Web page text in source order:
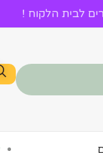
לבית הלקוח !